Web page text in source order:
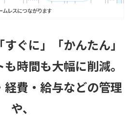
すぐに」「かんたん」
時間も大幅に削減。
費・給与などの管理
や、